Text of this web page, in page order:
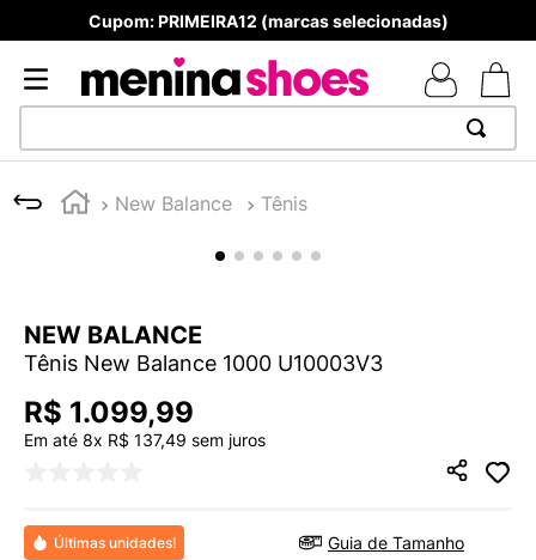
Cupom: PRIMEIRA12 (marcas selecionadas)
New Balance Tênis
NEW BALANCE
Tênis New Balance 1000 U10003V3
R$ 1.099,99
Em até 8x R$ 137,49 sem juros
Últimas unidades! Guia de Tamanho
1
TÊNIS NEWS BALANCE 530
4º
TÊNIS VEJA WHITE
5
ADIDAS
6º
SAMBA
9 º
NEW 530